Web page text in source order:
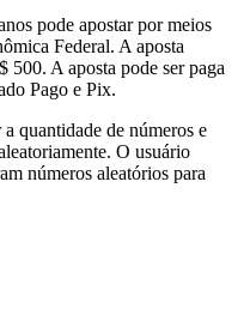
pode apostar por meios
Federal. A aposta
500. A aposta pode ser paga
Pago e Pix.
quantidade de números e
O usuário
números aleatórios para